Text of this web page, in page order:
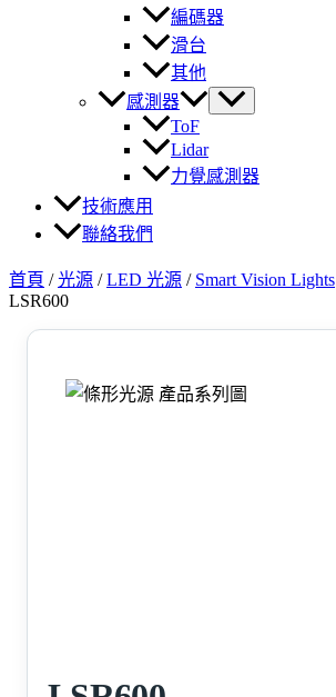
編碼器
滑台
其他
感測器
ToF
Lidar
力覺感測器
技術應用
聯絡我們
首頁 /光源 /LED 光源 / Smart Vision Lights
LSR600